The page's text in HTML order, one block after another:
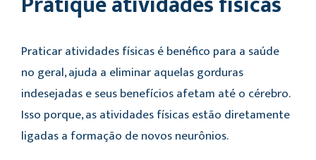
Praticar atividades físicas é benéfico para a saúde
no geral, ajuda a eliminar aquelas gorduras
indesejadas e seus benefícios afetam até o cérebro.
Isso porque, as atividades físicas estão diretamente
ligadas a formação de novos neurônios.